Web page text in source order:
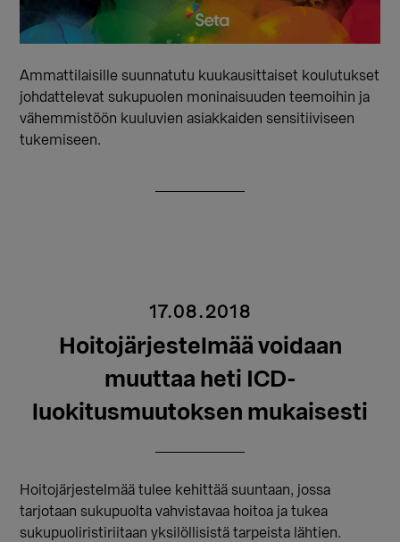
Ammattilaisille suunnatutu kuukausittaiset koulutukset
johdattelevat sukupuolen moninaisuuden teemoihin ja
vähemmistöön kuuluvien asiakkaiden sensitiiviseen
tukemiseen.
17.08.2018
Hoitojärjestelmää voidaan
muuttaa heti ICD-
luokitusmuutoksen mukaisesti
Hoitojärjestelmää tulee kehittää suuntaan, jossa
tarjotaan sukupuolta vahvistavaa hoitoa ja tukea
sukupuoliristiriitaan yksilöllisistä tarpeista lähtien.